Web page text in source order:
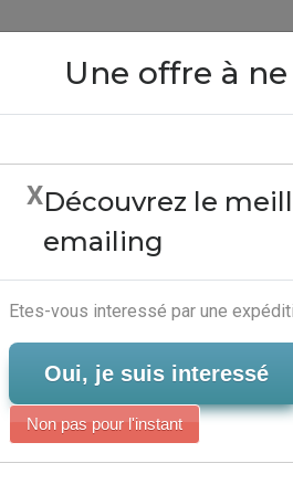
Mailing
Campagne
Serveur-
Close
Une offre à
XDécouvrez le
emailing
Etes-vous interessé par une
Oui, je suis interessé
Non pas pour l'instant